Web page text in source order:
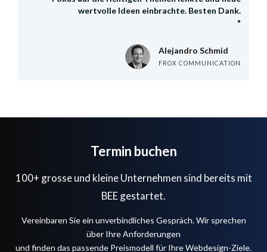
Clemens Schuler
BIOFIRE SCHWEIZ AG
wertvolle Ideen einbrachte. Besten Dank.
"
Alejandro Schmid
FROX COMMUNICATION
Beat Fasnacht
ALMEDICA AG
Konstantin Lutze
HSE AG
Ferdinand Peter
AUTOWELT SCHWEIZ AG
Dr. Ryan Held
DUFOUR CAPITAL AG
Guérard Nik
STALLFORT PRIVATBANK AG
Simon Korner
VERISET
Johannes Mittermeier
J7 SALONS REGION MÜNCHEN
Michael Eggimann
ORTHO-WALKER AG
Termin buchen
100+ grosse und kleine Unternehmen sind bereits mit
BEE gestartet.
Vereinbaren Sie ein unverbindliches Gespräch. Wir sprechen
über Ihre Anforderungen
und finden das passende Preismodell für Ihre Webdesign-Ziele.